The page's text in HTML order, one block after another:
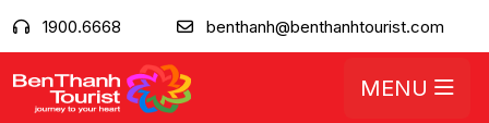
1900.6668 benthanh@benthanhtourist.com
MENU